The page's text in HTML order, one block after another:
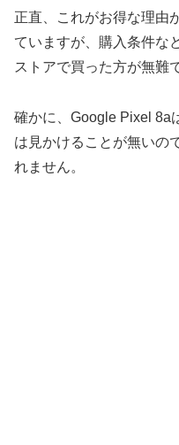
正直、これがお得な理由
ていますが、購入条件な
ストアで買った方が無難
確かに、Google Pixel 8a
は見かけることが無いの
れません。